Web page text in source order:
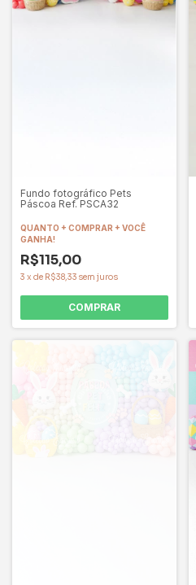
Fundo fotográfico Pets
Páscoa Ref. PSCA32
QUANTO + COMPRAR + VOCÊ
GANHA!
R$115,00
3 x de R$38,33 sem juros
COMPRAR